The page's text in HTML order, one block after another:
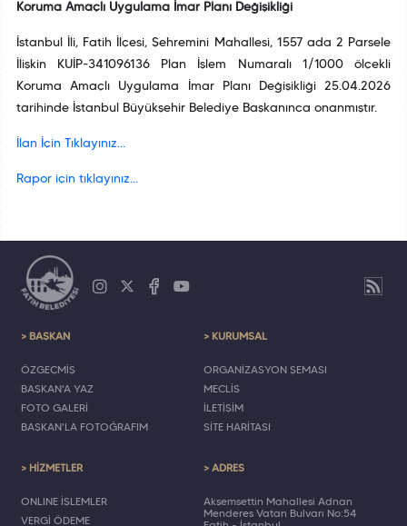
Koruma Amaçlı Uygulama İmar Planı Değişikliği
İstanbul İli, Fatih İlçesi, Şehremini Mahallesi, 1557 ada 2 Parsele
İlişkin KUİP-341096136 Plan İşlem Numaralı 1/1000 ölçekli
Koruma Amaçlı Uygulama İmar Planı Değişikliği 25.04.2026
tarihinde İstanbul Büyükşehir Belediye Başkanınca onanmıştır.
İlan İçin Tıklayınız...
Rapor için tıklayınız...
> BAŞKAN
ÖZGEÇMİŞ
BAŞKAN'A YAZ
FOTO GALERİ
BAŞKAN'LA FOTOĞRAFIM
> KURUMSAL
ORGANİZASYON ŞEMASI
MECLİS
İLETİŞİM
SİTE HARİTASI
> HİZMETLER
ONLINE İŞLEMLER
VERGİ ÖDEME
> ADRES
Akşemsettin Mahallesi Adnan
Menderes Vatan Bulvarı No:54